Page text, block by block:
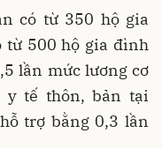
có từ 350 hộ gia
từ 500 hộ gia đình
lần mức lương cơ
y tế thôn, bản tại
trợ bằng 0,3 lần